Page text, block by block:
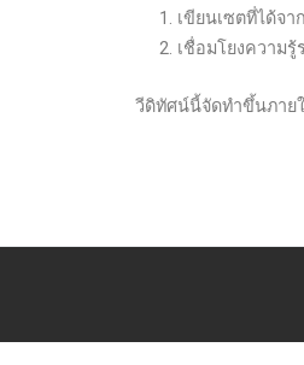
1. เขียนเซตที่ได้จา
2. เชื่อมโยงความรู้
วีดิทัศน์นี้จัดทำขึ้นภายใ